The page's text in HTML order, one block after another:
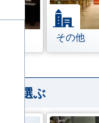
その他
を選ぶ